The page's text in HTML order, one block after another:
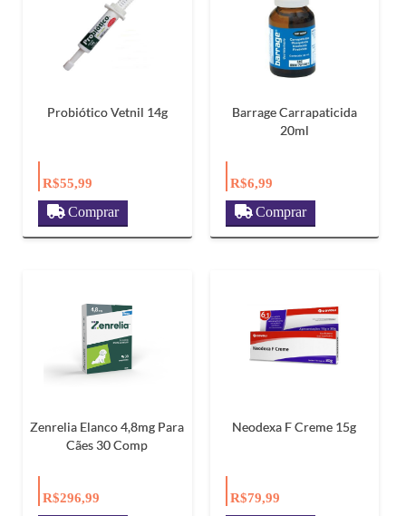
Probiótico Vetnil 14g
R$55,99
Comprar
Barrage Carrapaticida
20ml
R$6,99
Comprar
Zenrelia Elanco 4,8mg Para
Cães 30 Comp
R$296,99
Neodexa F Creme 15g
R$79,99